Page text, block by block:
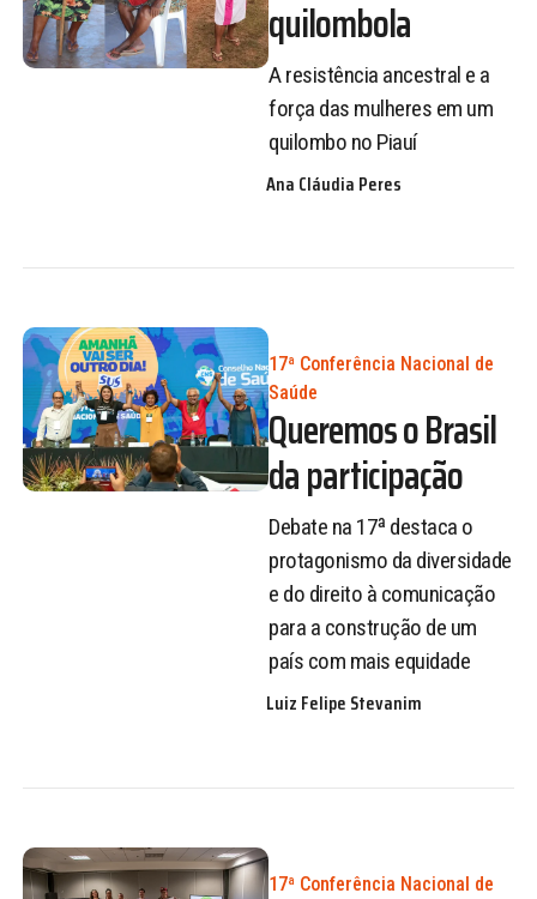
quilombola
A resistência ancestral e a
força das mulheres em um
quilombo no Piauí
Ana Cláudia Peres
17ª Conferência Nacional de
Saúde
Queremos o Brasil
da participação
Debate na 17ª destaca o
protagonismo da diversidade
e do direito à comunicação
para a construção de um
país com mais equidade
Luiz Felipe Stevanim
17ª Conferência Nacional de